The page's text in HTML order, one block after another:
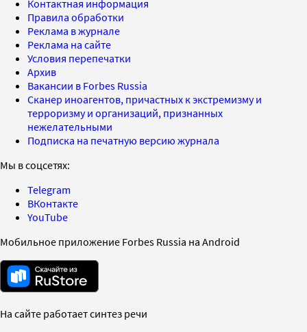
Контактная информация
Правила обработки
Реклама в журнале
Реклама на сайте
Условия перепечатки
Архив
Вакансии в Forbes Russia
Сканер иноагентов, причастных к экстремизму и
терроризму и организаций, признанных
нежелательными
Подписка на печатную версию журнала
Мы в соцсетях:
Telegram
ВКонтакте
YouTube
Мобильное приложение Forbes Russia на Android
На сайте работает синтез речи